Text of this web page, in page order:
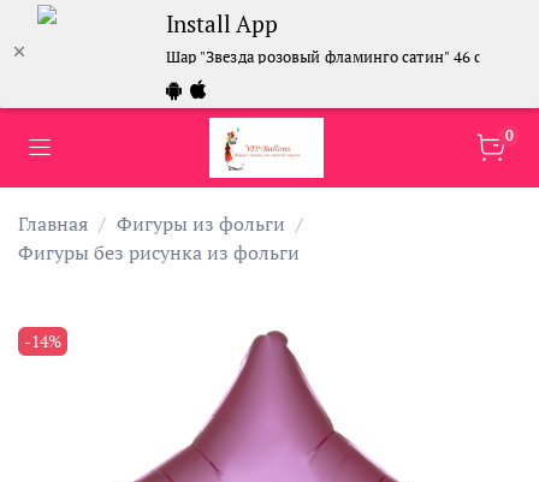
Install App
Шар "Звезда розовый фламинго сатин" 46 см
0
Главная
Фигуры из фольги
Фигуры без рисунка из фольги
-14%